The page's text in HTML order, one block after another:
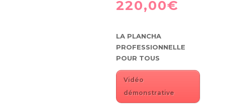
220,00€
LA PLANCHA
PROFESSIONNELLE
POUR TOUS
Vidéo
démonstrative